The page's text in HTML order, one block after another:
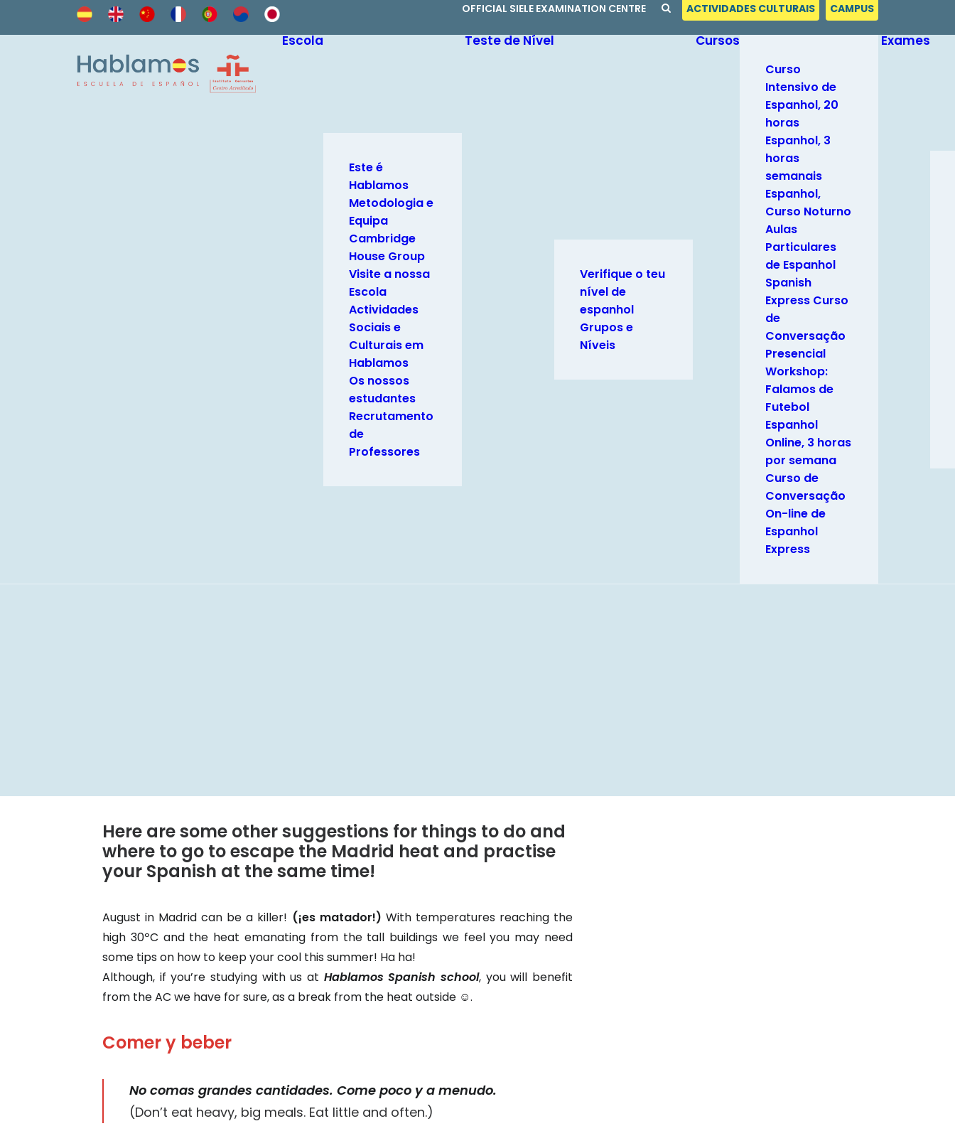
OFFICIAL SIELE EXAMINATION CENTRE ACTIVIDADES CULTURAIS CAMPUS
Escola
Este é
Hablamos
Metodologia e
Equipa
Cambridge
House Group
Visite a nossa
Escola
Actividades
Sociais e
Culturais em
Hablamos
Os nossos
estudantes
Recrutamento
de
Professores
Teste de Nível
Verifique o teu
nível de
espanhol
Grupos e
Níveis
Cursos
Curso
Intensivo de
Espanhol, 20
horas
Espanhol, 3
horas
semanais
Espanhol,
Curso Noturno
Aulas
Particulares
de Espanhol
Spanish
Express Curso
de
Conversação
Presencial
Workshop:
Falamos de
Futebol
Espanhol
Online, 3 horas
por semana
Curso de
Conversação
On-line de
Espanhol
Express
Exames
Here are some other suggestions for things to do and
where to go to escape the Madrid heat and practise
your Spanish at the same time!
August in Madrid can be a killer! (¡es matador!) With temperatures reaching the
high 30ºC and the heat emanating from the tall buildings we feel you may need
some tips on how to keep your cool this summer! Ha ha!
Although, if you’re studying with us at Hablamos Spanish school, you will benefit
from the AC we have for sure, as a break from the heat outside ☺.
Comer y beber
No comas grandes cantidades. Come poco y a menudo.
(Don’t eat heavy, big meals. Eat little and often.)